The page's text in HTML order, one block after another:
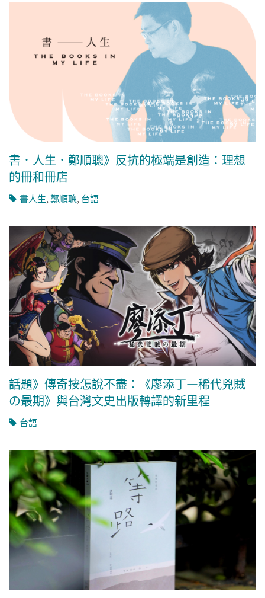
書．人生．鄭順聰》反抗的極端是創造：理想
的冊和冊店
書人生,鄭順聰,台語
話題》傳奇按怎說不盡：《廖添丁—稀代兇賊
の最期》與台灣文史出版轉譯的新里程
台語